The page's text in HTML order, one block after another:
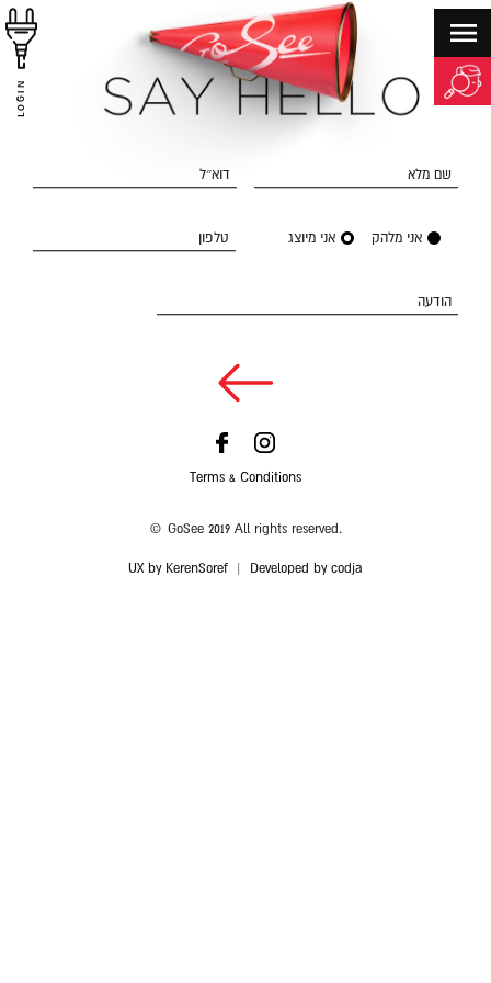
LOGIN
שם מלא דוא״ל
אני מלהק אני מיוצג טלפון
הודעה
Terms & Conditions
© GoSee 2019 All rights reserved.
UX by KerenSoref Developed by codja